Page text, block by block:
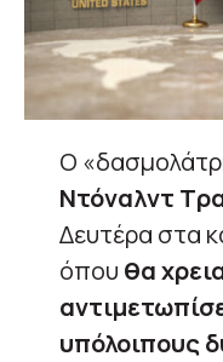
Ο
Ντόναλντ
Δευτέρα στα
όπου θα
υπόλοιπους